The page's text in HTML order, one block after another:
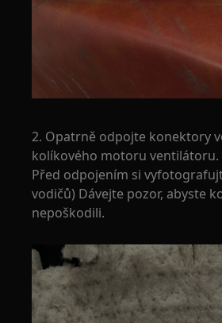
2. Opatrně odpojte konektory
kolíkového motoru ventilátoru.
Před odpojením si
vodičů) Dávejte pozor, abyste
nepoškodili.